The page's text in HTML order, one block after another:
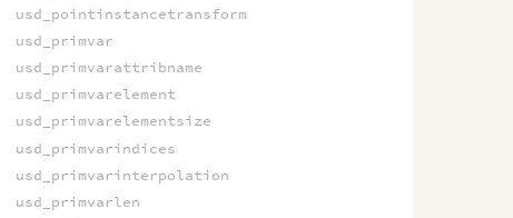
usd_pointinstancetransform
usd_primvar
usd_primvarattribname
usd_primvarelement
usd_primvarelementsize
usd_primvarindices
usd_primvarinterpolation
usd_primvarlen